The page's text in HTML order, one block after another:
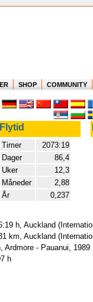
SHOP COMMUNITY
Flytid
Timer
2073:19
Dager
86,4
Uker
12,3
Måneder
2,88
År
0,237
h, Auckland
km, Auckland
Ardmore - Pauanui, 1989
h